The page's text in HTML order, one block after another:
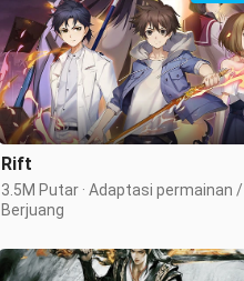
Rift
3.5M Putar · Adaptasi permainan /
Berjuang